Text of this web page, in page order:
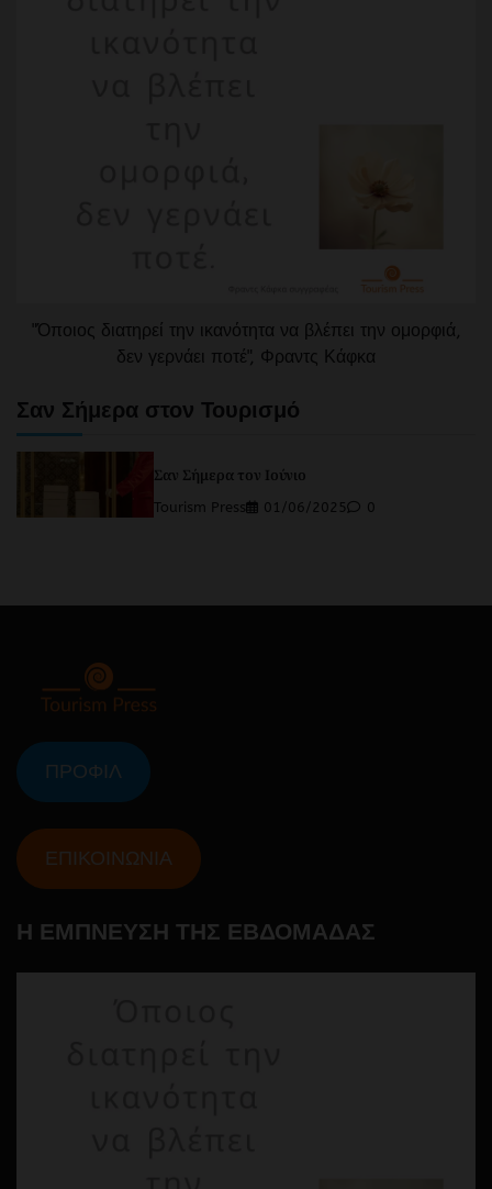
"Όποιος διατηρεί την ικανότητα να βλέπει την ομορφιά,
δεν γερνάει ποτέ", Φραντς Κάφκα
Σαν Σήμερα στον Τουρισμό
Σαν Σήμερα τον Ιούνιο
Tourism Press 01/06/2025 0
ΠΡΟΦΙΛ
ΕΠΙΚΟΙΝΩΝΙΑ
Η ΕΜΠΝΕΥΣΗ ΤΗΣ ΕΒΔΟΜΑΔΑΣ